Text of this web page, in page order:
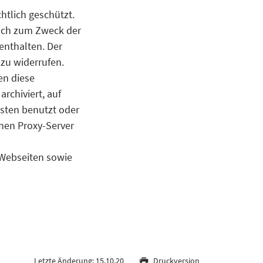
geschützt.
zum Zweck der
Der
widerrufen.
diese
auf
benutzt oder
Proxy-Server
sowie
Letzte Änderung: 15.10.20 Druckversion